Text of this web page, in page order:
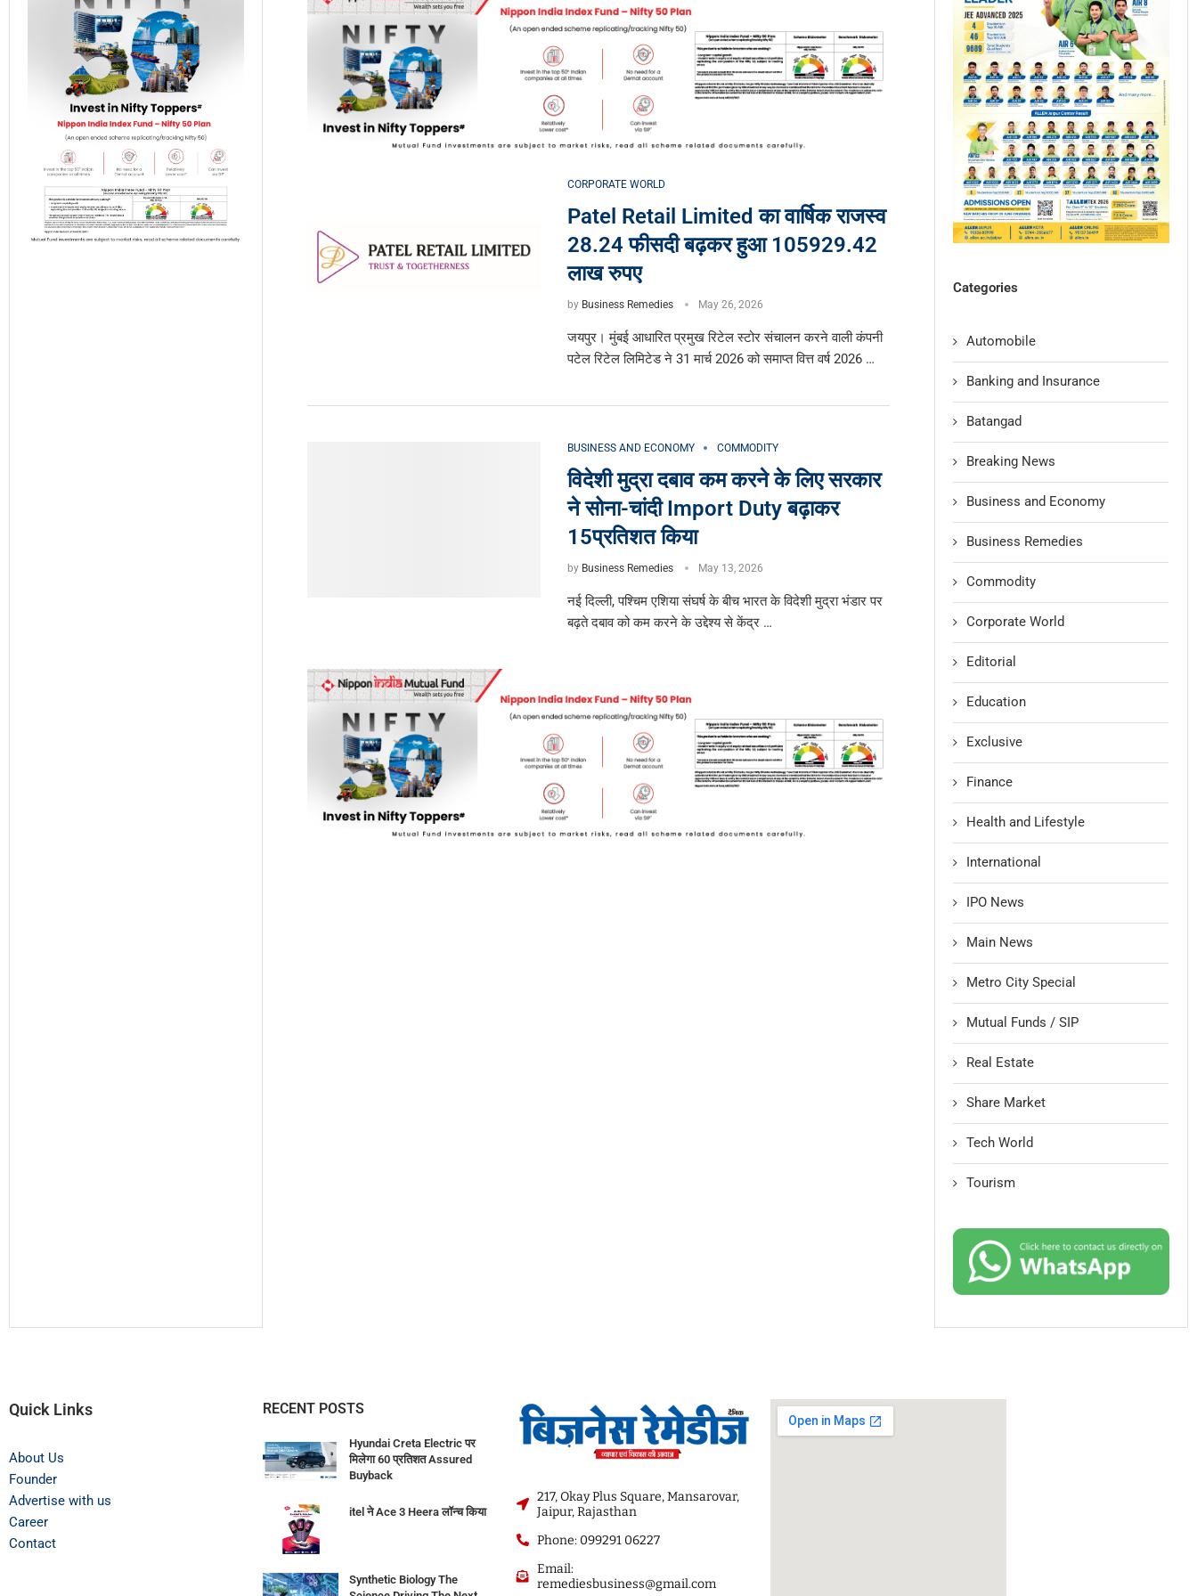
CORPORATE WORLD
Patel Retail Limited का वार्षिक राजस्व
28.24 फीसदी बढ़कर हुआ 105929.42
लाख रुपए
by Business Remedies May 26, 2026
जयपुर। मुंबई आधारित प्रमुख रिटेल स्टोर संचालन करने वाली कंपनी
पटेल रिटेल लिमिटेड ने 31 मार्च 2026 को समाप्त वित्त वर्ष 2026 …
BUSINESS AND ECONOMY COMMODITY
विदेशी मुद्रा दबाव कम करने के लिए सरकार
ने सोना-चांदी Import Duty बढ़ाकर
15प्रतिशत किया
by Business Remedies May 13, 2026
नई दिल्ली, पश्चिम एशिया संघर्ष के बीच भारत के विदेशी मुद्रा भंडार पर
बढ़ते दबाव को कम करने के उद्देश्य से केंद्र …
Categories
Automobile
Banking and Insurance
Batangad
Breaking News
Business and Economy
Business Remedies
Commodity
Corporate World
Editorial
Education
Exclusive
Finance
Health and Lifestyle
International
IPO News
Main News
Metro City Special
Mutual Funds / SIP
Real Estate
Share Market
Tech World
Tourism
Quick Links
About Us
Founder
Advertise with us
Career
Contact
RECENT POSTS
Hyundai Creta Electric पर
मिलेगा 60 प्रतिशत Assured
Buyback
itel ने Ace 3 Heera लॉन्च किया
Synthetic Biology The
217, Okay Plus Square, Mansarovar,
Jaipur, Rajasthan
Phone: 099291 06227
Email:
remediesbusiness@gmail.com